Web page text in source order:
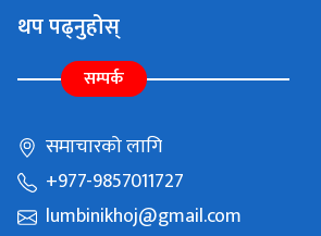
थप पढ्नुहोस्
सम्पर्क
समाचारको लागि
+977-9857011727
lumbinikhoj@gmail.com